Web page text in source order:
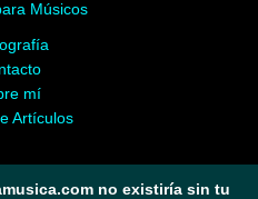
Músicos
mí
Artículos
no existiría sin tu